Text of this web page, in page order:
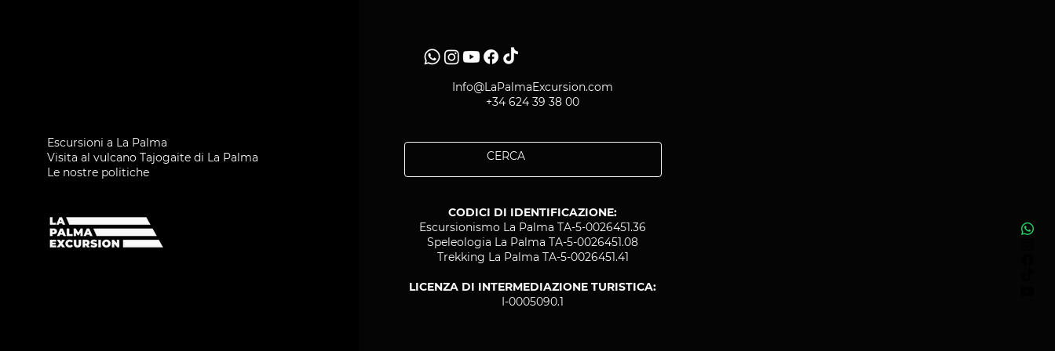
Escursioni a La Palma
Visita al vulcano Tajogaite di La Palma
Le nostre politiche
Info@LaPalmaExcursion.com
+34 624 39 38 00
CODICI DI IDENTIFICAZIONE:
Escursionismo La Palma TA-5-0026451.36
Speleologia La Palma TA-5-0026451.08
Trekking La Palma TA-5-0026451.41
LICENZA DI INTERMEDIAZIONE TURISTICA:
I-0005090.1